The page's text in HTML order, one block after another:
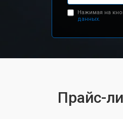
Нажимая на
данных.
Прайс-